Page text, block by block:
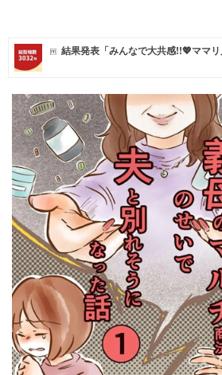
マネー
トレンド・イベント
結果発表「みんなで大共感!!💖ママ